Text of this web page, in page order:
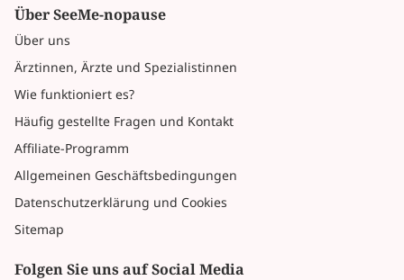
Über SeeMe-nopause
Über uns
Ärztinnen, Ärzte und Spezialistinnen
Wie funktioniert es?
Häufig gestellte Fragen und Kontakt
Affiliate-Programm
Allgemeinen Geschäftsbedingungen
Datenschutzerklärung und Cookies
Sitemap
Folgen Sie uns auf Social Media